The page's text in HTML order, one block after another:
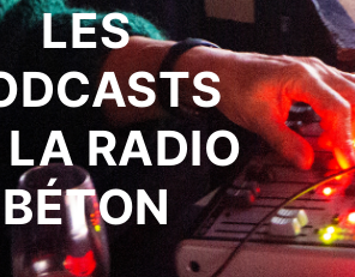
LES
LA RADIO
BÉTON